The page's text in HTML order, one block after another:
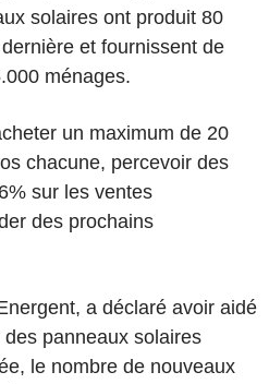
solaires ont produit 80
et fournissent de
ménages.
un maximum de 20
chacune, percevoir des
sur les ventes
des prochains
a déclaré avoir aidé
panneaux solaires
le nombre de nouveaux